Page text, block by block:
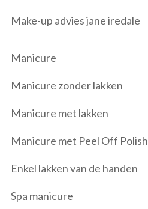
Make-up advies jane iredale
Manicure
Manicure zonder lakken
Manicure met lakken
Manicure met Peel Off Polish
Enkel lakken van de handen
Spa manicure